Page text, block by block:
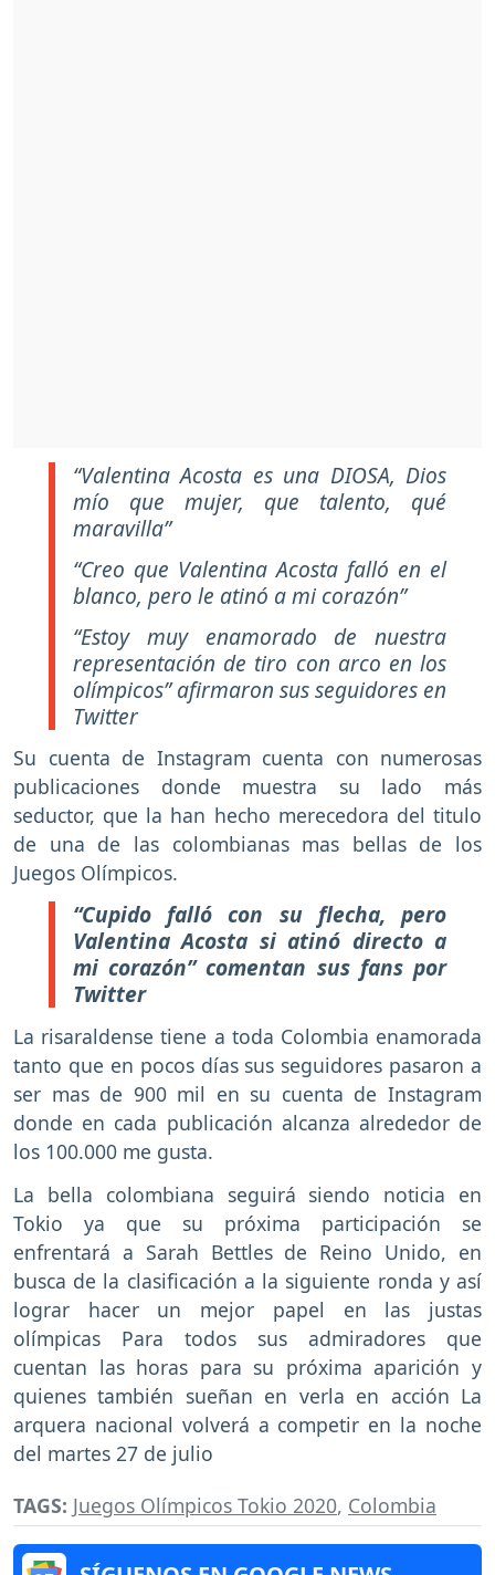
“Valentina Acosta es una DIOSA, Dios
mío que mujer, que talento, qué
maravilla”
“Creo que Valentina Acosta falló en el
blanco, pero le atinó a mi corazón”
“Estoy muy enamorado de nuestra
representación de tiro con arco en los
olímpicos” afirmaron sus seguidores en
Twitter
Su cuenta de Instagram cuenta con numerosas
publicaciones donde muestra su lado más
seductor, que la han hecho merecedora del titulo
de una de las colombianas mas bellas de los
Juegos Olímpicos.
“Cupido falló con su flecha, pero
Valentina Acosta si atinó directo a
mi corazón” comentan sus fans por
Twitter
La risaraldense tiene a toda Colombia enamorada
tanto que en pocos días sus seguidores pasaron a
ser mas de 900 mil en su cuenta de Instagram
donde en cada publicación alcanza alrededor de
los 100.000 me gusta.
La bella colombiana seguirá siendo noticia en
Tokio ya que su próxima participación se
enfrentará a Sarah Bettles de Reino Unido, en
busca de la clasificación a la siguiente ronda y así
lograr hacer un mejor papel en las justas
olímpicas Para todos sus admiradores que
cuentan las horas para su próxima aparición y
quienes también sueñan en verla en acción La
arquera nacional volverá a competir en la noche
del martes 27 de julio
TAGS: Juegos Olímpicos Tokio 2020, Colombia